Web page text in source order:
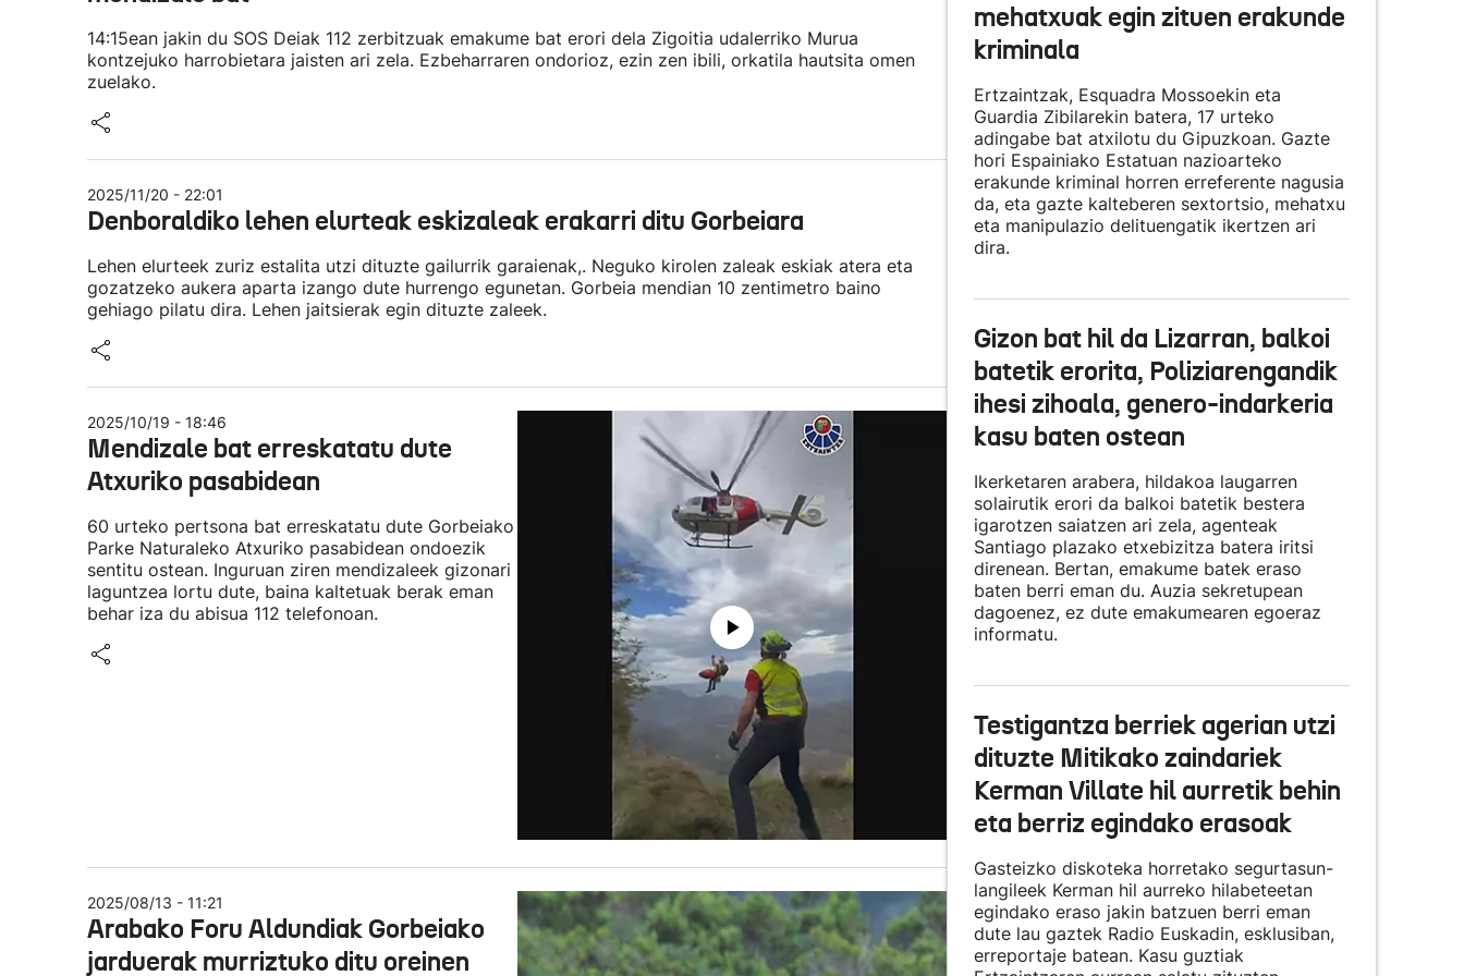
14:15ean jakin du SOS Deiak 112 zerbitzuak emakume bat erori dela Zigoitia udalerriko Murua
kontzejuko harrobietara jaisten ari zela. Ezbeharraren ondorioz, ezin zen ibili, orkatila hautsita omen
zuelako.
2025/11/20 - 22:01
Denboraldiko lehen elurteak eskizaleak erakarri ditu Gorbeiara
Lehen elurteek zuriz estalita utzi dituzte gailurrik garaienak,. Neguko kirolen zaleak eskiak atera eta
gozatzeko aukera aparta izango dute hurrengo egunetan. Gorbeia mendian 10 zentimetro baino
gehiago pilatu dira. Lehen jaitsierak egin dituzte zaleek.
2025/10/19 - 18:46
Mendizale bat erreskatatu dute
Atxuriko pasabidean
60 urteko pertsona bat erreskatatu dute Gorbeiako
Parke Naturaleko Atxuriko pasabidean ondoezik
sentitu ostean. Inguruan ziren mendizaleek gizonari
laguntzea lortu dute, baina kaltetuak berak eman
behar iza du abisua 112 telefonoan.
2025/08/13 - 11:21
Arabako Foru Aldundiak Gorbeiako
jarduerak murriztuko ditu oreinen
mehatxuak egin zituen erakunde
kriminala
Ertzaintzak, Esquadra Mossoekin eta
Guardia Zibilarekin batera, 17 urteko
adingabe bat atxilotu du Gipuzkoan. Gazte
hori Espainiako Estatuan nazioarteko
erakunde kriminal horren erreferente nagusia
da, eta gazte kalteberen sextortsio, mehatxu
eta manipulazio delituengatik ikertzen ari
dira.
Gizon bat hil da Lizarran, balkoi
batetik erorita, Poliziarengandik
ihesi zihoala, genero-indarkeria
kasu baten ostean
Ikerketaren arabera, hildakoa laugarren
solairutik erori da balkoi batetik bestera
igarotzen saiatzen ari zela, agenteak
Santiago plazako etxebizitza batera iritsi
direnean. Bertan, emakume batek eraso
baten berri eman du. Auzia sekretupean
dagoenez, ez dute emakumearen egoeraz
informatu.
Testigantza berriek agerian utzi
dituzte Mitikako zaindariek
Kerman Villate hil aurretik behin
eta berriz egindako erasoak
Gasteizko diskoteka horretako segurtasun-
langileek Kerman hil aurreko hilabeteetan
egindako eraso jakin batzuen berri eman
dute lau gaztek Radio Euskadin, esklusiban,
erreportaje batean. Kasu guztiak